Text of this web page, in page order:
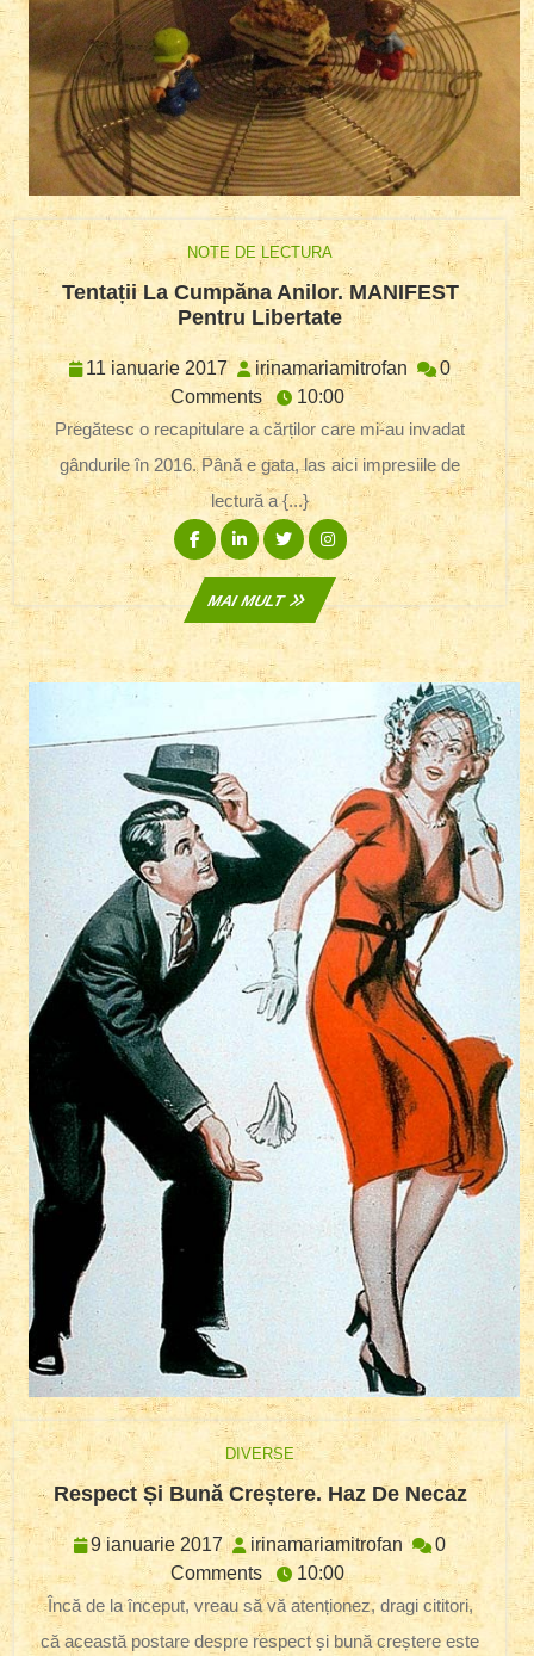
NOTE DE LECTURA
Tentații La Cumpăna Anilor. MANIFEST
Pentru LibertateTentații
La
Cumpăna
Anilor.
MANIFEST
Pentru
Libertate
11 ianuarie 2017 11
ianuarie
2017
irinamariamitrofan
0
Comments
10:00
Pregătesc o recapitulare a cărților care mi-au invadat
gândurile în 2016. Până e gata, las aici impresiile de
lectură a {...}
Facebook
LinkedinTwitterInstagram
MAI MULT
MAI
MULT
DIVERSE
Respect Și Bună Creștere. Haz De Necaz
Și
Bună
Haz
De
Necaz
9 ianuarie 2017 9
ianuarie
2017
irinamariamitrofan
0
Comments
10:00
Încă de la început, vreau să vă atenționez, dragi cititori,
că această postare despre respect și bună creștere este